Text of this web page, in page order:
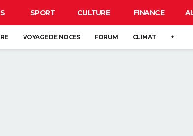
SPORT CULTURE FINANCE
VOYAGE DE NOCES FORUM CLIMAT +